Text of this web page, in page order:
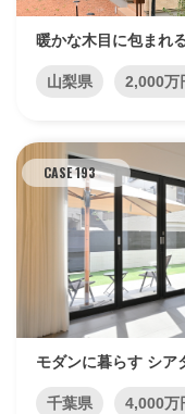
暖かな木目に包まれ
山梨県 2,000万
CASE 193
モダンに暮らす シア
千葉県 4,000万